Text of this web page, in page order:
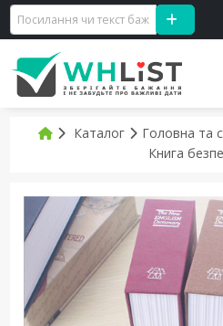
Каталог Головна та
Книга